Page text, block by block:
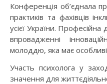
Конференція об’єднала
практиків та фахівців
усієї України.
впровадженні
молоддю, яка має
Участь психолога у
значення для